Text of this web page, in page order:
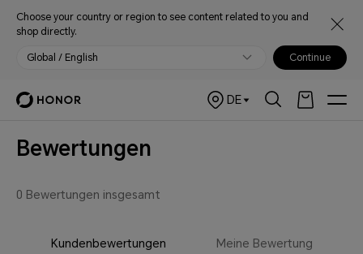
Choose your country or region to see content related to you and
shop directly.
Global / English Continue
DE
Bewertungen
0 Bewertungen insgesamt
Kundenbewertungen Meine Bewertung